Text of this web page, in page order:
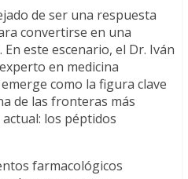
de ser una respuesta
convertirse en una
este escenario, el Dr. Iván
en medicina
como la figura clave
de las fronteras más
los péptidos
farmacológicos